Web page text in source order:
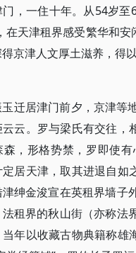
，一住十年。从54岁
在天津租界感受繁华和
京津人文厚土滋养，得
玉迁居津门前夕，京津等
云。罗与梁氏有交往，
，形格势禁，罗即使
居天津，取其进退自如
绅金浚宣在英租界墙子
租界的秋山街（亦称法
年以收藏古物典籍称雄